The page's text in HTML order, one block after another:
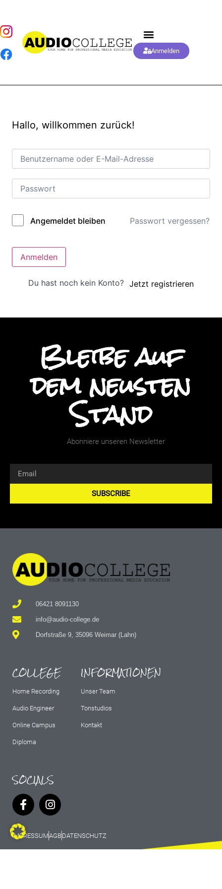
Anmelden
Hallo, willkommen zurück!
Alternative:
Angemeldet bleiben Passwort vergessen?
Anmelden
Du hast noch kein Konto? Jetzt registrieren
Bleibe auf
dem neusten
Stand
Abonniere unseren Newsletter
SUBSCRIBE
06421 8091130
info@audio-college.de
Dorfstraße 9, 35096 Weimar (Lahn)
COLLEGE
Home Recording
Audio Engineer
Online Campus
Diploma
INFORMATIONEN
Unser Team
Tonstudios
Kontakt
SOCIALS
IMPRESSUMAGBDATENSCHUTZ